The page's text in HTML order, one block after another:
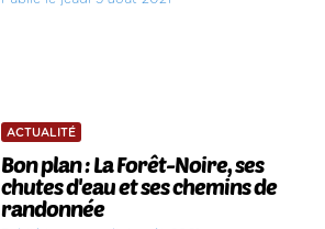
ACTUALITÉ
Bon plan : La Forêt-Noire, ses
chutes d'eau et ses chemins de
randonnée